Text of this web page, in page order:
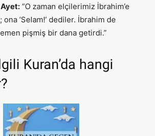
“O zaman elçilerimiz İbrahim’e
‘Selam!’ dediler. İbrahim de
pişmiş bir dana getirdi.”
Kuran’da hangi